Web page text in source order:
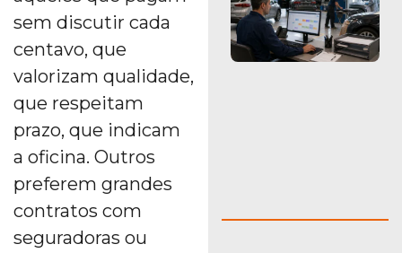
sem discutir cada
centavo, que
valorizam qualidade,
que respeitam
prazo, que indicam
a oficina. Outros
preferem grandes
contratos com
seguradoras ou